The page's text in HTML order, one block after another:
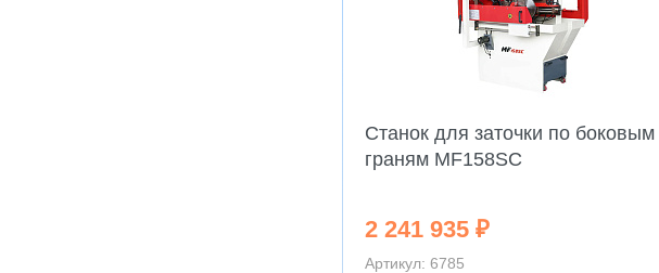
Станок для заточки по боковым
граням MF158SC
2 241 935 ₽
Артикул: 6785